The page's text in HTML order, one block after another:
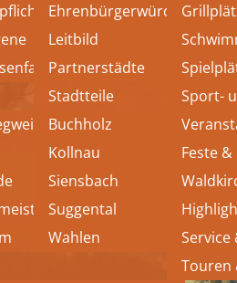
Ehrenbürgerwürde
Leitbild
Partnerstädte
Stadtteile
Buchholz
Kollnau
Siensbach
Suggental
Wahlen
Sport-
Feste
Service
Touren